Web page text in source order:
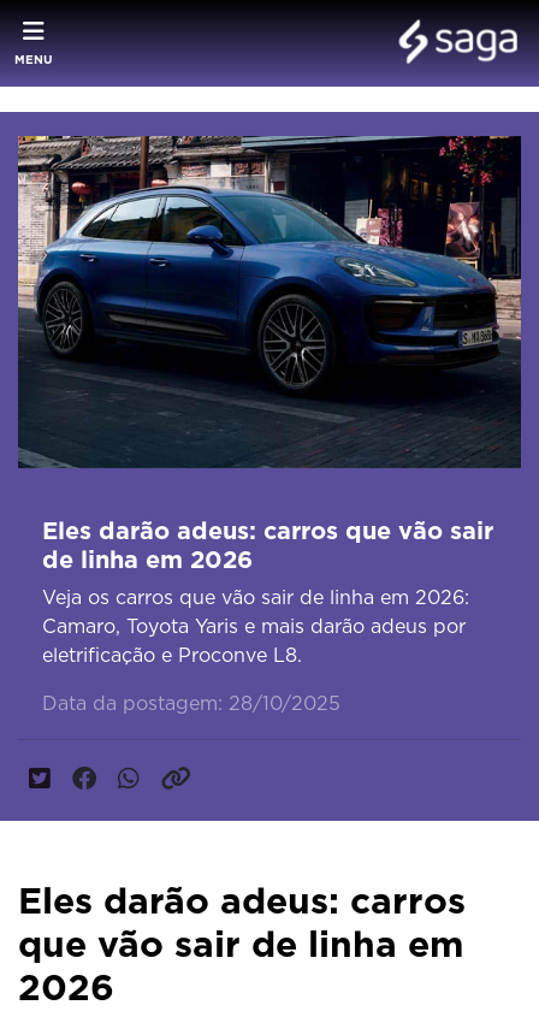
MENU
Eles darão adeus: carros que vão sair
de linha em 2026
Veja os carros que vão sair de linha em 2026:
Camaro, Toyota Yaris e mais darão adeus por
eletrificação e Proconve L8.
Data da postagem: 28/10/2025
Eles darão adeus: carros
que vão sair de linha em
2026